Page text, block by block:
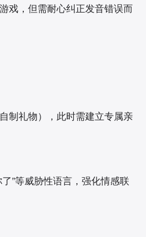
戏，但需耐心纠正发音错误而
制礼物），此时需建立专属亲
”等威胁性语言，强化情感联